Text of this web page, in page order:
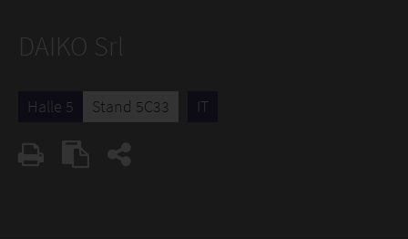
DAIKO Srl
Halle 5 Stand 5C33 IT